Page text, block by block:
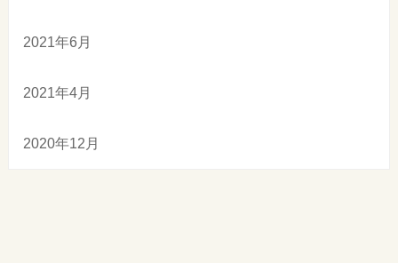
2021年6月
2021年4月
2020年12月